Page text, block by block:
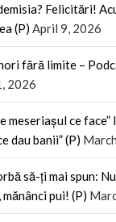
Felicitări!
(P) April 9, 2026
fără limite –
2026
meseriașul ce face”
dau banii” (P)
să-ți mai spun:
pui! (P)